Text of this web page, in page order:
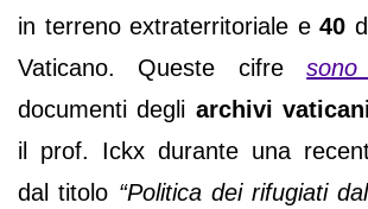
in terreno extraterritoriale e 40
Vaticano. Queste cifre
documenti degli archivi
il prof. Ickx durante una
dal titolo “Politica dei rifugiati